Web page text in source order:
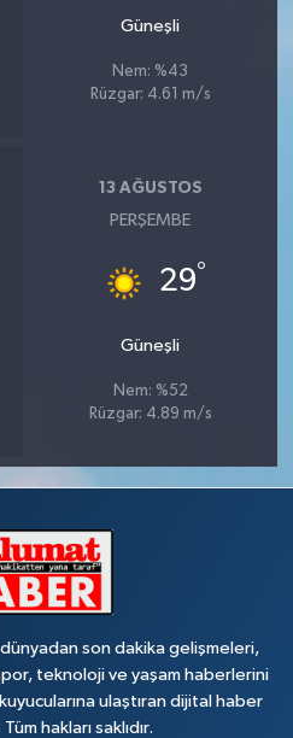
Güneşli
Nem: %43
Rüzgar: 4.61 m/s
13 AĞUSTOS
PERŞEMBE
29°
Güneşli
Nem: %52
Rüzgar: 4.89 m/s
son dakika gelişmeleri,
teknoloji ve yaşam haberlerini
ulaştıran dijital haber
hakları saklıdır.